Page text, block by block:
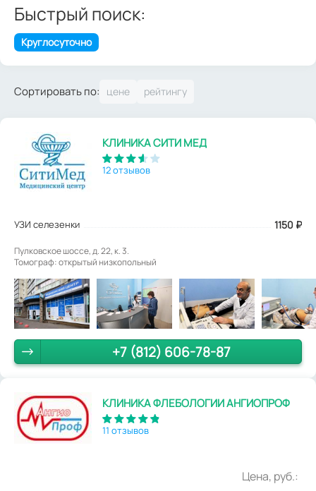
Быстрый поиск:
Круглосуточно
Сортировать по:
КЛИНИКА СИТИ МЕД
12 отзывов
УЗИ селезенки 1150 ₽
Пулковское шоссе, д. 22, к. 3.
Томограф: открытый низкопольный
+7 (812) 606-78-87
КЛИНИКА ФЛЕБОЛОГИИ АНГИОПРОФ
11 отзывов
Цена, руб.: